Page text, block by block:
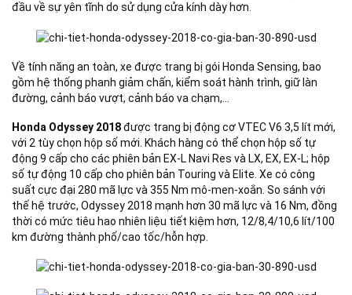
đầu về sự yên tĩnh do sử dụng cửa kính dày hơn.
Về tính năng an toàn, xe được trang bị gói Honda Sensing, bao
gồm hệ thống phanh giảm chấn, kiểm soát hành trình, giữ làn
đường, cảnh báo vượt, cảnh báo va chạm,…
Honda Odyssey 2018được trang bị động cơ VTEC V6 3,5 lít mới,
với 2 tùy chọn hộp số mới. Khách hàng có thể chọn hộp số tự
động 9 cấp cho các phiên bản EX-L Navi Res và LX, EX, EX-L; hộp
số tự động 10 cấp cho phiên bản Touring và Elite. Xe có công
suất cực đại 280 mã lực và 355 Nm mô-men-xoắn. So sánh với
thế hệ trước, Odyssey 2018 mạnh hơn 30 mã lực và 16 Nm, đồng
thời có mức tiêu hao nhiên liệu tiết kiệm hơn, 12/8,4/10,6 lít/100
km đường thành phố/cao tốc/hỗn hợp.